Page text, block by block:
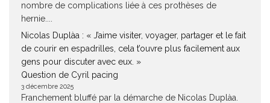
nombre de complications liée à ces prothèses de
hernie....
Nicolas Duplàa : « J’aime visiter, voyager, partager et le fait
de courir en espadrilles, cela t’ouvre plus facilement aux
gens pour discuter avec eux. »
Question de Cyril pacing
3 décembre 2025
Franchement bluffé par la démarche de Nicolas Duplàa.